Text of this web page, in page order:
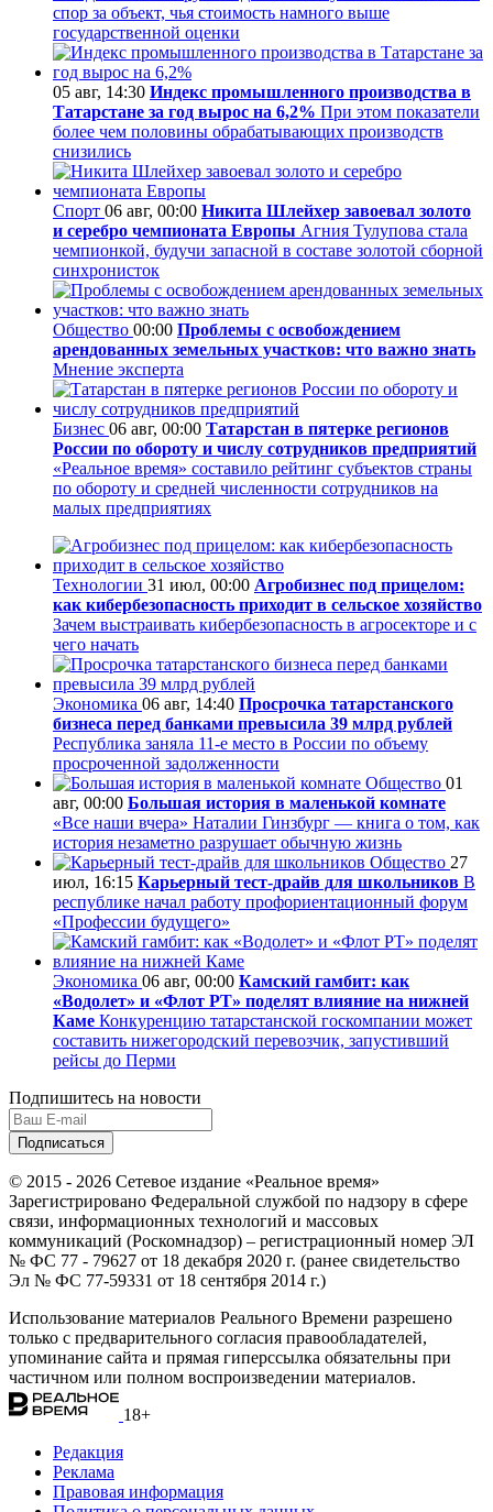
спор за объект, чья стоимость намного выше
государственной оценки
05 авг, 14:30 Индекс промышленного производства в
Татарстане за год вырос на 6,2% При этом показатели
более чем половины обрабатывающих производств
снизились
Спорт 06 авг, 00:00 Никита Шлейхер завоевал золото
и серебро чемпионата Европы Агния Тулупова стала
чемпионкой, будучи запасной в составе золотой сборной
синхронисток
Общество 00:00 Проблемы с освобождением
арендованных земельных участков: что важно знать
Мнение эксперта
Бизнес 06 авг, 00:00 Татарстан в пятерке регионов
России по обороту и числу сотрудников предприятий
«Реальное время» составило рейтинг субъектов страны
по обороту и средней численности сотрудников на
малых предприятиях
Технологии 31 июл, 00:00 Агробизнес под прицелом:
как кибербезопасность приходит в сельское хозяйство
Зачем выстраивать кибербезопасность в агросекторе и с
чего начать
Экономика 06 авг, 14:40 Просрочка татарстанского
бизнеса перед банками превысила 39 млрд рублей
Республика заняла 11-е место в России по объему
просроченной задолженности
Общество 01
авг, 00:00 Большая история в маленькой комнате
«Все наши вчера» Наталии Гинзбург — книга о том, как
история незаметно разрушает обычную жизнь
Общество 27
июл, 16:15 Карьерный тест-драйв для школьников В
республике начал работу профориентационный форум
«Профессии будущего»
Экономика 06 авг, 00:00 Камский гамбит: как
«Водолет» и «Флот РТ» поделят влияние на нижней
Каме Конкуренцию татарстанской госкомпании может
составить нижегородский перевозчик, запустивший
рейсы до Перми
Подпишитесь на новости
© 2015 - 2026 Сетевое издание «Реальное время»
Зарегистрировано Федеральной службой по надзору в сфере
связи, информационных технологий и массовых
коммуникаций (Роскомнадзор) – регистрационный номер ЭЛ
№ ФС 77 - 79627 от 18 декабря 2020 г. (ранее свидетельство
Эл № ФС 77-59331 от 18 сентября 2014 г.)
Использование материалов Реального Времени разрешено
только с предварительного согласия правообладателей,
упоминание сайта и прямая гиперссылка обязательны при
частичном или полном воспроизведении материалов.
18+
Редакция
Реклама
Правовая информация